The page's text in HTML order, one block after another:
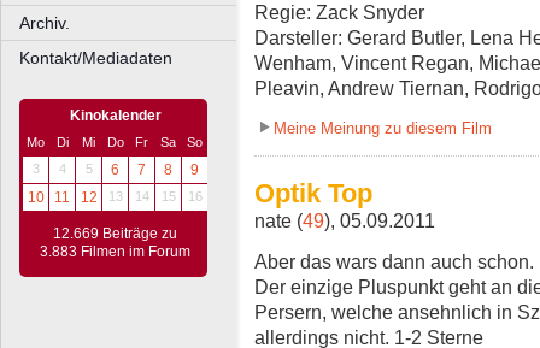
Archiv.
Kontakt/Mediadaten
Kinokalender
Mo Di Mi Do Fr Sa
So
3
4 5 6 7 8
9
10
11 12 13 14 15 16
12.669 Beiträge zu
3.883 Filmen im Forum
Regie: Zack Snyder
Darsteller: Gerard Butler, Lena
Wenham, Vincent Regan,
Pleavin, Andrew Tiernan,
Meine Meinung zu diesem Film
Optik Top
nate (49), 05.09.2011
Aber das wars dann auch
Der einzige Pluspunkt geht an
Persern, welche ansehnlich in
allerdings nicht. 1-2 Sterne